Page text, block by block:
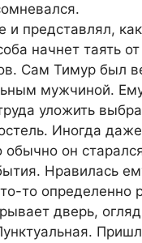
и представлял,
начнет таять от
Сам Тимур был
мужчиной.
уложить
Иногда
обычно он
Нравилась
то определенно
дверь,